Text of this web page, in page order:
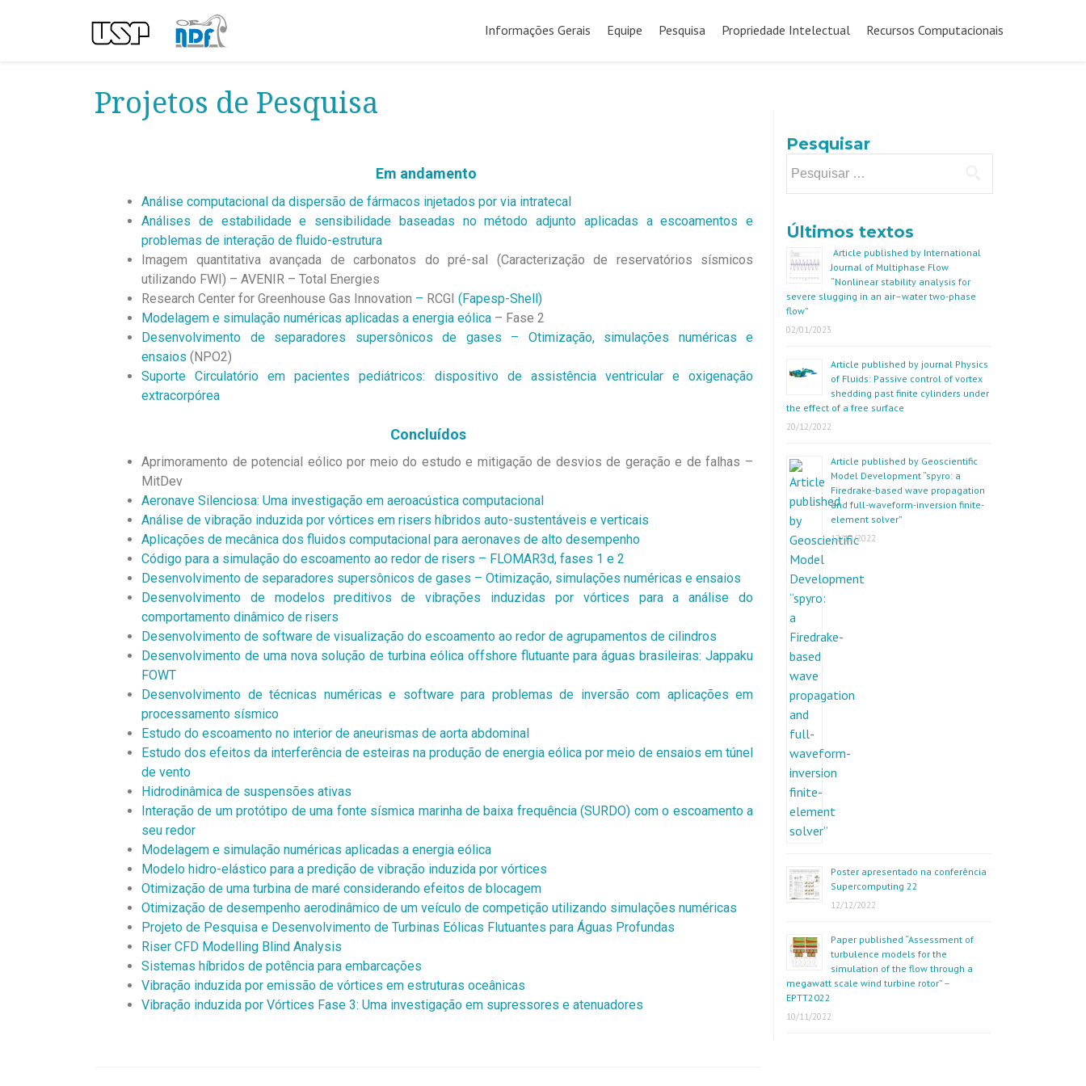
Informações Gerais Equipe Pesquisa Propriedade Intelectual Recursos Computacionais
Projetos de Pesquisa
Em andamento
Análise computacional da dispersão de fármacos injetados por via intratecal
Análises de estabilidade e sensibilidade baseadas no método adjunto aplicadas a escoamentos e
problemas de interação de fluido-estrutura
Imagem quantitativa avançada de carbonatos do pré-sal (Caracterização de reservatórios sísmicos
utilizando FWI) – AVENIR – Total Energies
Research Center for Greenhouse Gas Innovation – RCGI (Fapesp-Shell)
Modelagem e simulação numéricas aplicadas a energia eólica – Fase 2
Desenvolvimento de separadores supersônicos de gases – Otimização, simulações numéricas e
ensaios (NPO2)
Suporte Circulatório em pacientes pediátricos: dispositivo de assistência ventricular e oxigenação
extracorpórea
Concluídos
Aprimoramento de potencial eólico por meio do estudo e mitigação de desvios de geração e de falhas –
MitDev
Aeronave Silenciosa: Uma investigação em aeroacústica computacional
Análise de vibração induzida por vórtices em risers híbridos auto-sustentáveis e verticais
Aplicações de mecânica dos fluidos computacional para aeronaves de alto desempenho
Código para a simulação do escoamento ao redor de risers – FLOMAR3d, fases 1 e 2
Desenvolvimento de separadores supersônicos de gases – Otimização, simulações numéricas e ensaios
Desenvolvimento de modelos preditivos de vibrações induzidas por vórtices para a análise do
comportamento dinâmico de risers
Desenvolvimento de software de visualização do escoamento ao redor de agrupamentos de cilindros
Desenvolvimento de uma nova solução de turbina eólica offshore flutuante para águas brasileiras: Jappaku
FOWT
Desenvolvimento de técnicas numéricas e software para problemas de inversão com aplicações em
processamento sísmico
Estudo do escoamento no interior de aneurismas de aorta abdominal
Estudo dos efeitos da interferência de esteiras na produção de energia eólica por meio de ensaios em túnel
de vento
Hidrodinâmica de suspensões ativas
Interação de um protótipo de uma fonte sísmica marinha de baixa frequência (SURDO) com o escoamento a
seu redor
Modelagem e simulação numéricas aplicadas a energia eólica
Modelo hidro-elástico para a predição de vibração induzida por vórtices
Otimização de uma turbina de maré considerando efeitos de blocagem
Otimização de desempenho aerodinâmico de um veículo de competição utilizando simulações numéricas
Projeto de Pesquisa e Desenvolvimento de Turbinas Eólicas Flutuantes para Águas Profundas
Riser CFD Modelling Blind Analysis
Sistemas híbridos de potência para embarcações
Vibração induzida por emissão de vórtices em estruturas oceânicas
Vibração induzida por Vórtices Fase 3: Uma investigação em supressores e atenuadores
Pesquisar
Últimos textos
Article published by International
Journal of Multiphase Flow
“Nonlinear stability analysis for
severe slugging in an air–water two-phase
flow”
02/01/2023
Article published by journal Physics
of Fluids: Passive control of vortex
shedding past finite cylinders under
the effect of a free surface
20/12/2022
Article published by Geoscientific
Model Development “spyro: a
Firedrake-based wave propagation
and full-waveform-inversion finite-
element solver”
12/12/2022
Poster apresentado na conferência
Supercomputing 22
12/12/2022
Paper published “Assessment of
turbulence models for the
simulation of the flow through a
megawatt scale wind turbine rotor” –
EPTT2022
10/11/2022